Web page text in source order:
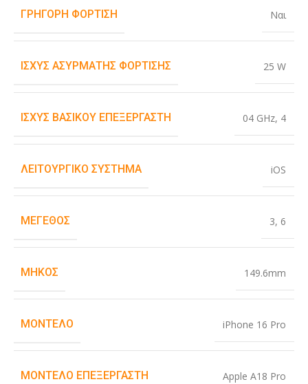
ΓΡΉΓΟΡΗ ΦΌΡΤΙΣΗ Ναι
ΙΣΧΎΣ ΑΣΎΡΜΑΤΗΣ ΦΌΡΤΙΣΗΣ 25 W
ΙΣΧΎΣ ΒΑΣΙΚΟΎ ΕΠΕΞΕΡΓΑΣΤΉ 04 GHz, 4
ΛΕΙΤΟΥΡΓΙΚΌ ΣΎΣΤΗΜΑ iOS
ΜΈΓΕΘΟΣ 3, 6
ΜΉΚΟΣ 149.6mm
ΜΟΝΤΈΛΟ iPhone 16 Pro
ΜΟΝΤΈΛΟ ΕΠΕΞΕΡΓΑΣΤΉ Apple A18 Pro